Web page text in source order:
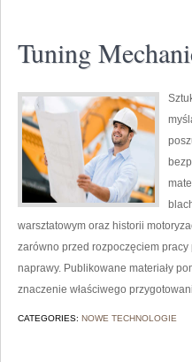
Tuning
warsztatowym oraz historii
zarówno przed rozpoczęciem
naprawy. Publikowane materiały
znaczenie właściwego
CATEGORIES: NOWE TECHNOLOGIE